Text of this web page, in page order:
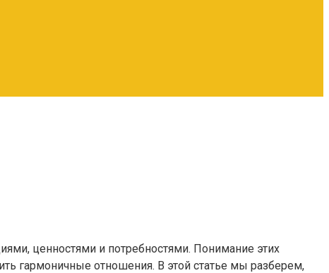
ценностями и потребностями. Понимание этих
гармоничные отношения. В этой статье мы разберем,